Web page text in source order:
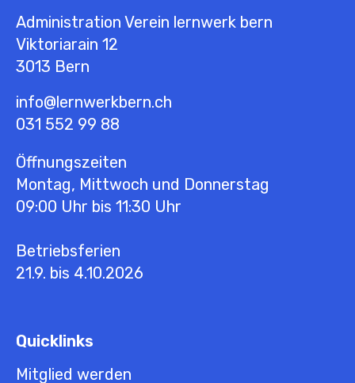
Administration Verein lernwerk bern
Viktoriarain 12
3013 Bern
info@lernwerkbern.ch
031 552 99 88
Öffnungszeiten
Montag, Mittwoch und Donnerstag
09:00 Uhr bis 11:30 Uhr
Betriebsferien
21.9. bis 4.10.2026
Quicklinks
Mitglied werden